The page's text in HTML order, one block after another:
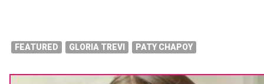
FEATURED GLORIA TREVI PATY CHAPOY